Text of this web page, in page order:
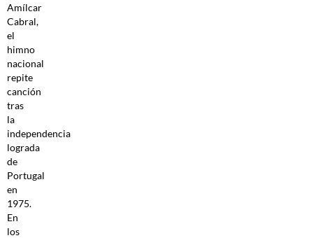
Amílcar
Cabral,
el
himno
nacional
repite
canción
tras
la
independencia
lograda
de
Portugal
en
1975.
En
los